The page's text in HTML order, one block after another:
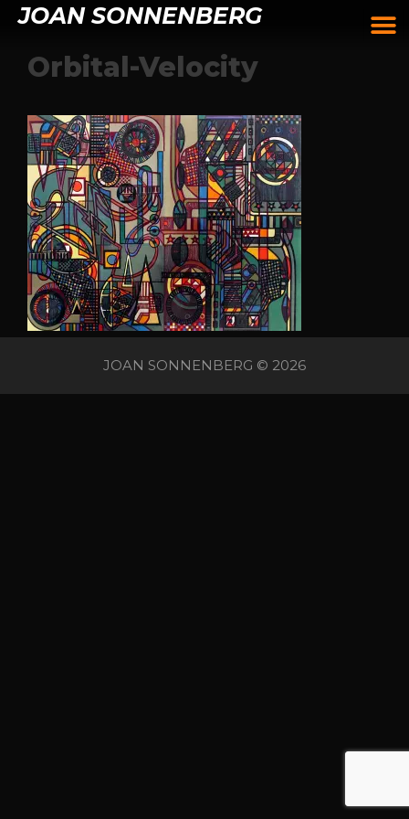
JOAN SONNENBERG
Orbital-Velocity
JOAN SONNENBERG © 2026